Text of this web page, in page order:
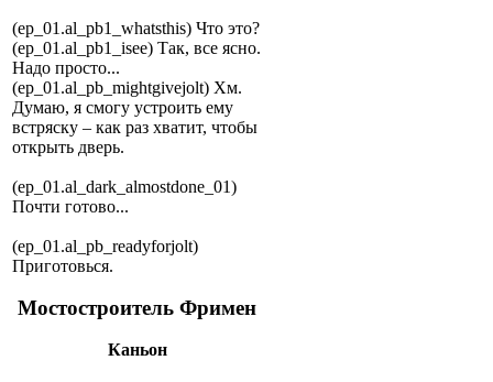
(ep_01.al_pb1_whatsthis) Что это?
(ep_01.al_pb1_isee) Так, все ясно.
Надо просто...
(ep_01.al_pb_mightgivejolt) Хм.
Думаю, я смогу устроить ему
встряску – как раз хватит, чтобы
открыть дверь.
(ep_01.al_dark_almostdone_01)
Почти готово...
(ep_01.al_pb_readyforjolt)
Приготовься.
Мостостроитель Фримен
Каньон